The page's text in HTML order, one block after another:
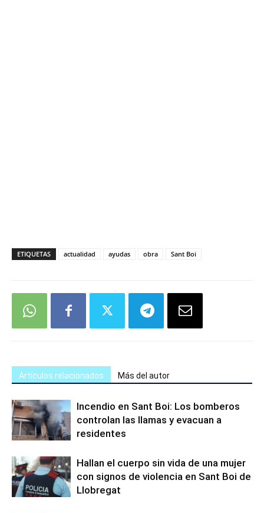
ETIQUETAS actualidad ayudas obra Sant Boi
Artículos relacionados Más del autor
Incendio en Sant Boi: Los bomberos
controlan las llamas y evacuan a
residentes
Hallan el cuerpo sin vida de una mujer
con signos de violencia en Sant Boi de
Llobregat